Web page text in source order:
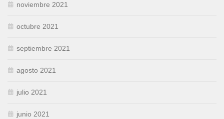
noviembre 2021
octubre 2021
septiembre 2021
agosto 2021
julio 2021
junio 2021